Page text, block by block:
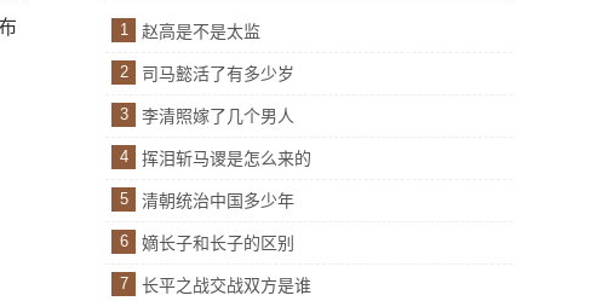
1 赵高是不是太监
2 司马懿活了有多少岁
3 李清照嫁了几个男人
4 挥泪斩马谡是怎么来的
5 清朝统治中国多少年
6 嫡长子和长子的区别
7 长平之战交战双方是谁